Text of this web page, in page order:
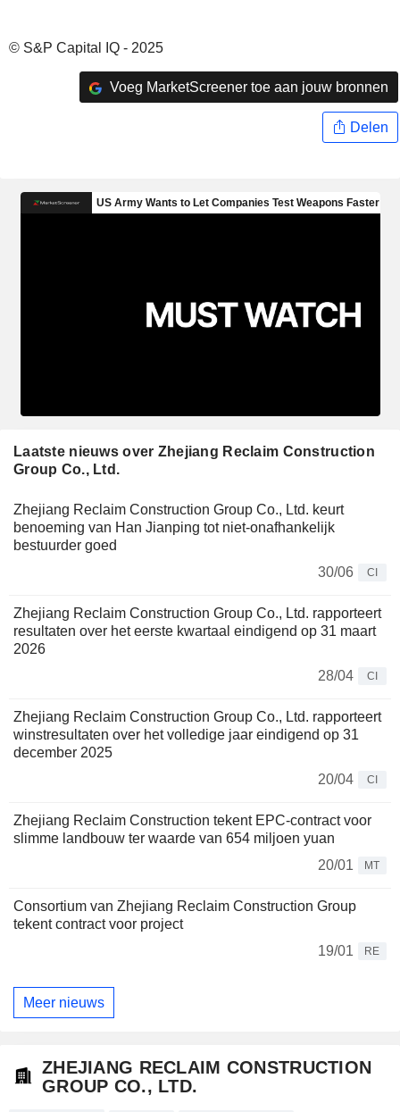
© S&P Capital IQ - 2025
Voeg MarketScreener toe aan jouw bronnen
Delen
Laatste nieuws over Zhejiang Reclaim Construction
Group Co., Ltd.
Zhejiang Reclaim Construction Group Co., Ltd. keurt
benoeming van Han Jianping tot niet-onafhankelijk
bestuurder goed
30/06
CI
Zhejiang Reclaim Construction Group Co., Ltd. rapporteert
resultaten over het eerste kwartaal eindigend op 31 maart
2026
28/04
CI
Zhejiang Reclaim Construction Group Co., Ltd. rapporteert
winstresultaten over het volledige jaar eindigend op 31
december 2025
20/04
CI
Zhejiang Reclaim Construction tekent EPC-contract voor
slimme landbouw ter waarde van 654 miljoen yuan
20/01
MT
Consortium van Zhejiang Reclaim Construction Group
tekent contract voor project
19/01
RE
Meer nieuws
ZHEJIANG RECLAIM CONSTRUCTION
GROUP CO., LTD.